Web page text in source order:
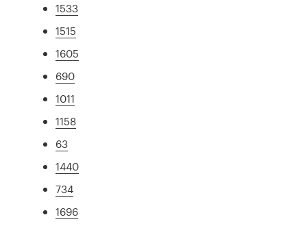
1533
1515
1605
690
1011
1158
63
1440
734
1696